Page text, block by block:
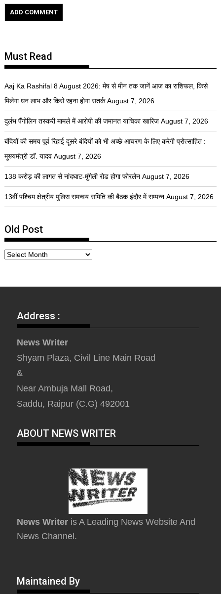
Must Read
Aaj Ka Rashifal 8 August 2026: मेष से मीन तक जानें आज का राशिफल, किसे
मिलेगा धन लाभ और किसे रहना होगा सतर्क August 7, 2026
दुर्लभ पैंगोलिन तस्करी मामले में आरोपी की जमानत याचिका खारिज August 7, 2026
बंदियों की समय पूर्व रिहाई दूसरे बंदियों को भी अच्छे आचरण के लिए करेगी प्रोत्साहित :
मुख्यमंत्री डॉ. यादव August 7, 2026
138 करोड़ की लागत से नांदघाट-मुंगेली रोड होगा फोरलेन August 7, 2026
13वीं पश्चिम क्षेत्रीय पुलिस समन्वय समिति की बैठक इंदौर में सम्पन्न August 7, 2026
Old Post
Address :
News Writer
Shyam Plaza, Civil Line Main Road
&
Near Ambuja Mall Road,
Saddu, Raipur (C.G) 492001
ABOUT NEWS WRITER
News Writer is A Leading News Website And
News Channel.
Maintained By